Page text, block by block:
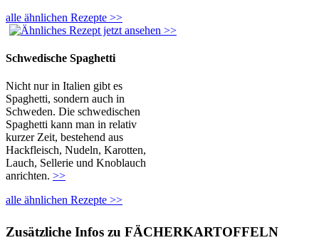
alle ähnlichen Rezepte >>
Schwedische Spaghetti
Nicht nur in Italien gibt es
Spaghetti, sondern auch in
Schweden. Die schwedischen
Spaghetti kann man in relativ
kurzer Zeit, bestehend aus
Hackfleisch, Nudeln, Karotten,
Lauch, Sellerie und Knoblauch
anrichten. >>
alle ähnlichen Rezepte >>
Zusätzliche Infos zu FÄCHERKARTOFFELN